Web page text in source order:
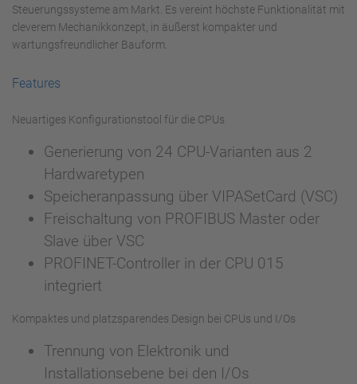
Steuerungssysteme am Markt. Es vereint höchste Funktionalität mit
cleverem Mechanikkonzept, in äußerst kompakter und
wartungsfreundlicher Bauform.
Features
Neuartiges Konfigurationstool für die CPUs
Generierung von 24 CPU-Varianten aus 2
Hardwaretypen
Speicheranpassung über VIPASetCard (VSC)
Freischaltung von PROFIBUS Master oder
Slave über VSC
PROFINET-Controller in der CPU 015
integriert
Kompaktes und platzsparendes Design bei CPUs und I/Os
Trennung von Elektronik und
Installationsebene bei den I/Os